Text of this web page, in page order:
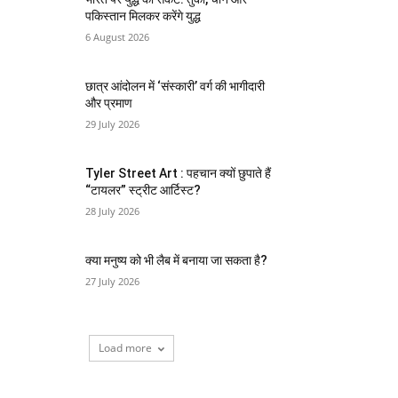
पकिस्तान मिलकर करेंगे युद्ध
6 August 2026
छात्र आंदोलन में ‘संस्कारी’ वर्ग की भागीदारी
और प्रमाण
29 July 2026
Tyler Street Art : पहचान क्यों छुपाते हैं
“टायलर” स्ट्रीट आर्टिस्ट?
28 July 2026
क्या मनुष्य को भी लैब में बनाया जा सकता है?
27 July 2026
Load more